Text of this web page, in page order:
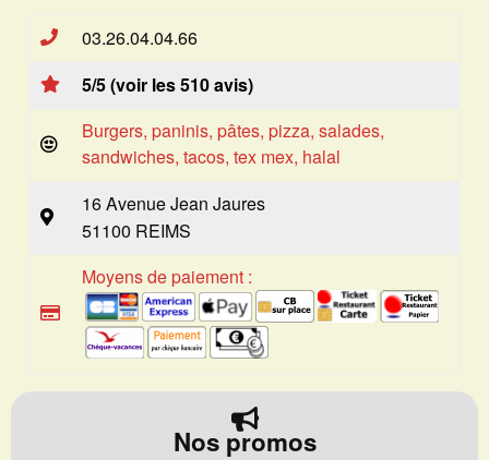
03.26.04.04.66
5/5 (voir les 510 avis)
Burgers, paninis, pâtes, pizza, salades,
sandwiches, tacos, tex mex, halal
16 Avenue Jean Jaures
51100 REIMS
Moyens de paiement :
Nos promos